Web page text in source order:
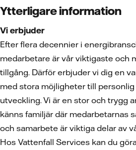
Ytterligare information
Vi erbjuder
Efter flera decennier i
medarbetare är vår viktigaste och
tillgång. Därför erbjuder vi dig en
med stora möjligheter till
utveckling. Vi är en stor och trygg
känns familjär där medarbetarnas
och samarbete är viktiga delar av
Hos Vattenfall Services kan du